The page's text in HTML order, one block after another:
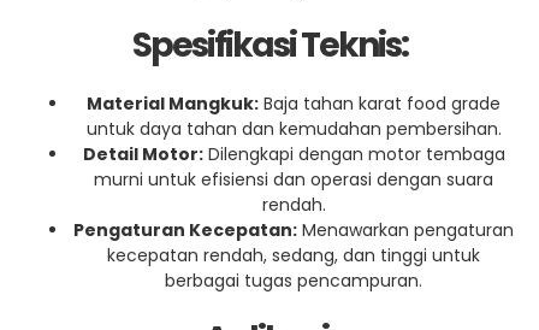
Spesifikasi Teknis:
Material Mangkuk: Baja tahan karat food grade
untuk daya tahan dan kemudahan pembersihan.
Detail Motor:Dilengkapi dengan motor tembaga
murni untuk efisiensi dan operasi dengan suara
rendah.
Pengaturan Kecepatan: Menawarkan pengaturan
kecepatan rendah, sedang, dan tinggi untuk
berbagai tugas pencampuran.